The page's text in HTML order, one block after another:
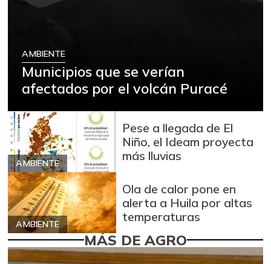
AMBIENTE
Municipios que se verían
afectados por el volcán Puracé
AMBIENTE
Pese a llegada de El
Niño, el Ideam proyecta
más lluvias
AMBIENTE
Ola de calor pone en
alerta a Huila por altas
temperaturas
MÁS DE AGRO